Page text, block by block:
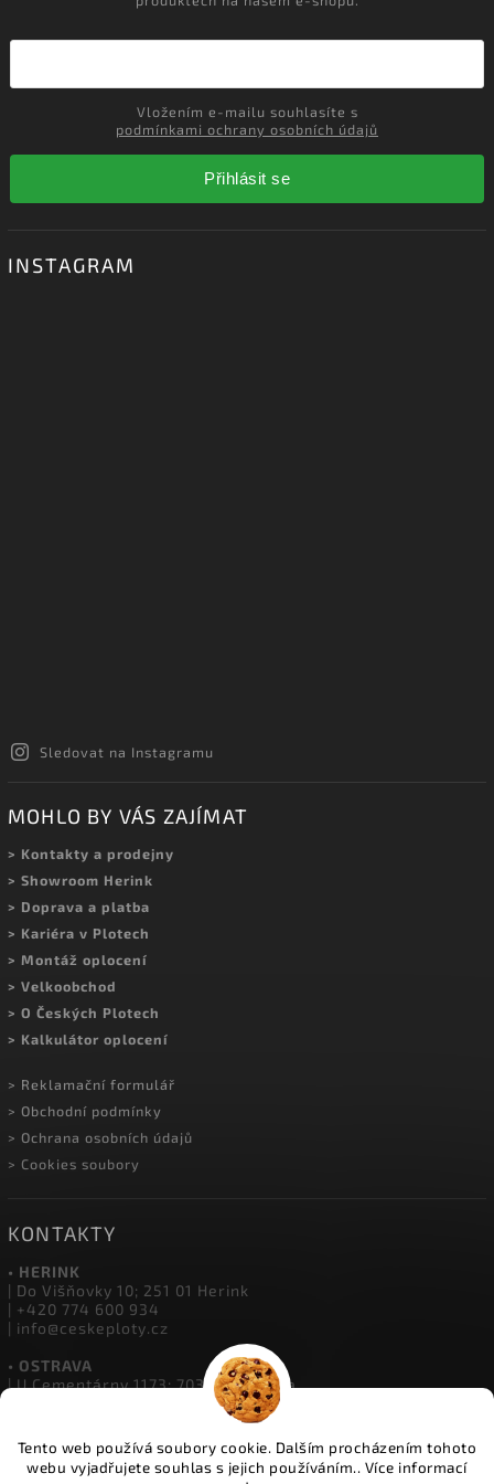
Tento web používá soubory cookie. Dalším procházením tohoto
webu vyjadřujete souhlas s jejich používáním.. Více informací
Vložte svůj e-mail a my vám budeme zasílat informace o nových
produktech na našem e-shopu.
podmínkami ochrany osobních údajů
Sledovat na Instagramu
MOHLO BY VÁS ZAJÍMAT
> Kontakty a prodejny
> Showroom Herink
> Doprava a platba
> Montáž oplocení
> Velkoobchod
> O Českých Plotech
> Kalkulátor oplocení
> Obchodní podmínky
> Ochrana osobních údajů
> Cookies soubory
KONTAKTY
| Do Višňovky 10; 251 01 Herink
| +420 774 600 934
| info@ceskeploty.cz